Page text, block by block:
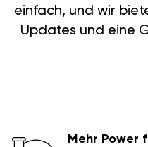
einfach, und wir
Updates und eine
Mehr Power